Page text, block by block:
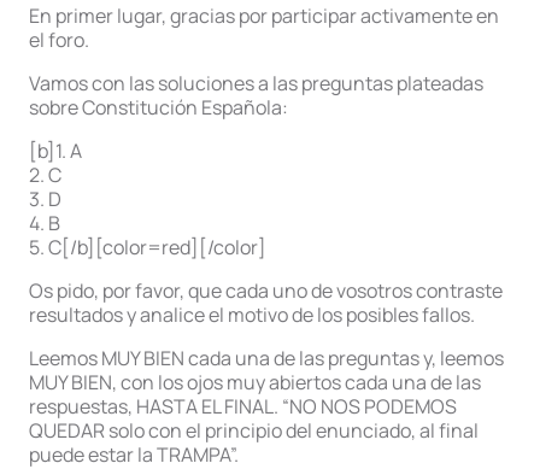
En primer lugar, gracias por participar activamente en
el foro.
Vamos con las soluciones a las preguntas plateadas
sobre Constitución Española:
[b]1. A
2. C
3. D
4. B
5. C[/b][color=red][/color]
Os pido, por favor, que cada uno de vosotros contraste
resultados y analice el motivo de los posibles fallos.
Leemos MUY BIEN cada una de las preguntas y, leemos
MUY BIEN, con los ojos muy abiertos cada una de las
respuestas, HASTA EL FINAL. “NO NOS PODEMOS
QUEDAR solo con el principio del enunciado, al final
puede estar la TRAMPA”.